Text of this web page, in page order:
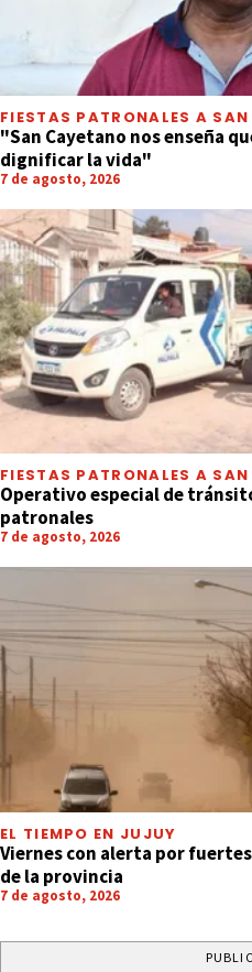
FIESTAS PATRONALES A
"San Cayetano nos enseña
dignificar la vida"
7 de agosto, 2026
FIESTAS PATRONALES A
Operativo especial de
patronales
7 de agosto, 2026
EL TIEMPO EN JUJUY
Viernes con alerta por
de la provincia
7 de agosto, 2026